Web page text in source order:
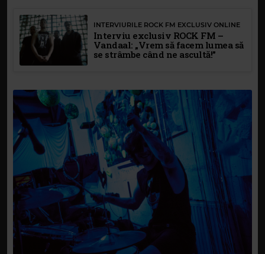
INTERVIURILE ROCK FM EXCLUSIV ONLINE
Interviu exclusiv ROCK FM –
Vandaal: „Vrem să facem lumea să
se strâmbe când ne ascultă!”